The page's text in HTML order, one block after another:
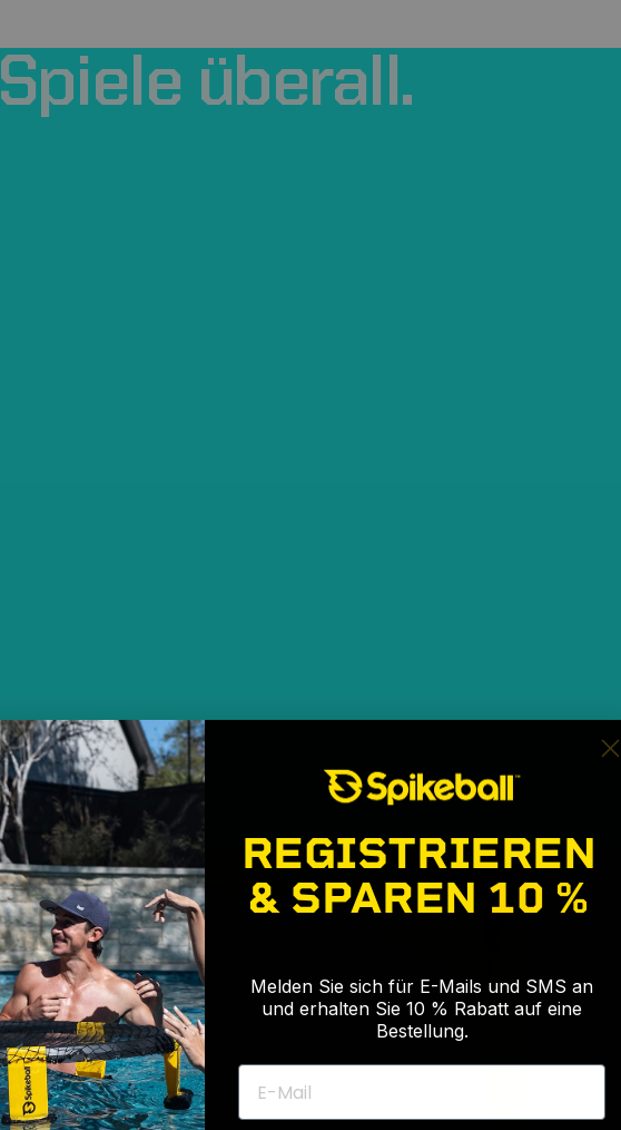
Spiele überall.
REGISTRIEREN
& SPAREN 10 %
Melden Sie sich für E-Mails und SMS an
und erhalten Sie 10 % Rabatt auf eine
Bestellung.
E-Mail